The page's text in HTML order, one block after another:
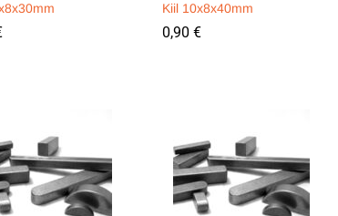
Kiil 10x8x40mm
0,90 €
0,90 €